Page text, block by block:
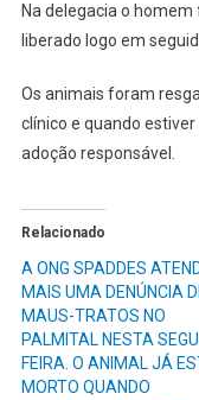
Na delegacia o
liberado logo em
Os animais foram
clínico e quando
adoção responsável.
Relacionado
A ONG SPADDES
MAIS UMA DENÚNCIA
MAUS-TRATOS NO
PALMITAL NESTA
FEIRA. O ANIMAL JÁ
MORTO QUANDO